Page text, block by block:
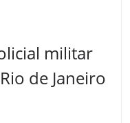
militar
de Janeiro